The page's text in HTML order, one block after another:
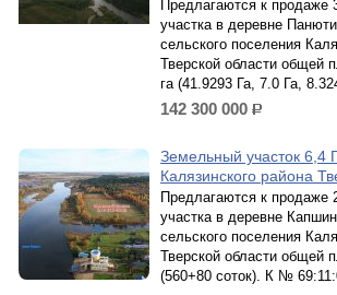
Предлагаются к продаже
участка в деревне
сельского поселения
Тверской области общей
га (41.9293 Га, 7.0 Га,
142 300 000 р.
Земельный участок 6,4
Калязинского района
Предлагаются к продаже
участка в деревне
сельского поселения
Тверской области общей
(560+80 соток). К №